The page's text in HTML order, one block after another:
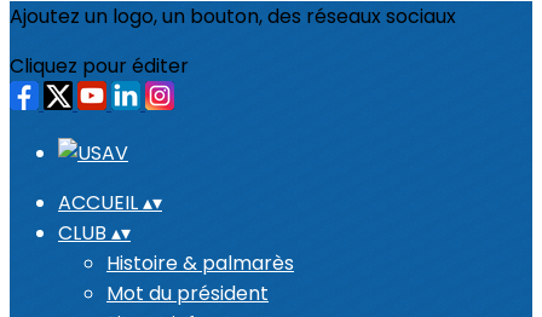
Ajoutez un logo, un bouton, des réseaux sociaux
Cliquez pour éditer
ACCUEIL▴▾
CLUB ▴▾
Histoire & palmarès
Mot du président